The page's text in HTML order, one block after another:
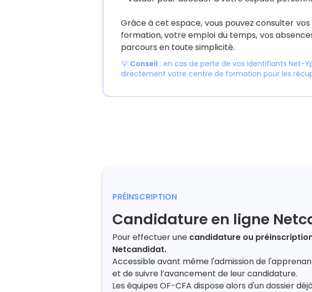
Grâce à cet espace, vous pouvez consulter
formation, votre emploi du temps, vos
parcours en toute simplicité.
💡 Conseil : en cas de perte de vos identifiants Net-
directement votre centre de formation pour les
PRÉINSCRIPTION
Candidature en ligne
Pour effectuer une candidature ou
Netcandidat.
Accessible avant même l'admission de
et de suivre l’avancement de leur candidature.
Les équipes OF-CFA dispose alors d'un dossier